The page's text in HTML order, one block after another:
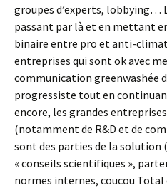
groupes d’experts, lobbying…
passant par là et en mettant
binaire entre pro et anti-
entreprises qui sont ok avec
communication greenwashée
progressiste tout en
encore, les grandes
(notamment de R&D et de
sont des parties de la solution
« conseils scientifiques »,
normes internes, coucou